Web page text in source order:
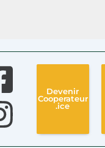
Devenir
Cooperateur
.ice